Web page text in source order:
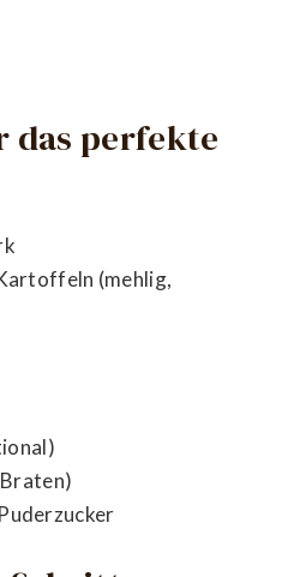
das perfekte
(mehlig,
Puderzucker